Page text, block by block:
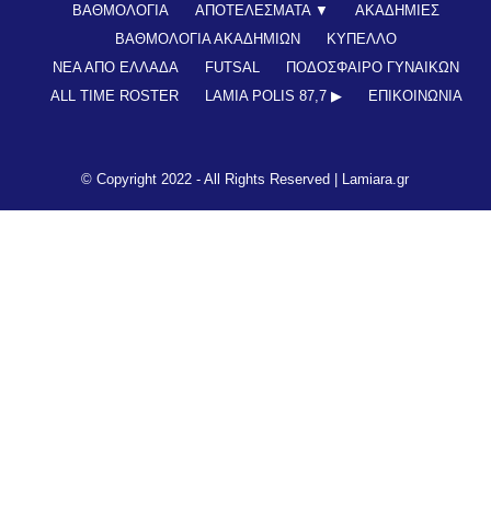
ΒΑΘΜΟΛΟΓΙΑ
ΑΠΟΤΕΛΕΣΜΑΤΑ ▼
ΑΚΑΔΗΜΙΕΣ
ΒΑΘΜΟΛΟΓΙΑ ΑΚΑΔΗΜΙΩΝ
ΚΥΠΕΛΛΟ
ΝΕΑ ΑΠΟ ΕΛΛΑΔΑ
FUTSAL
ΠΟΔΟΣΦΑΙΡΟ ΓΥΝΑΙΚΩΝ
ALL TIME ROSTER
LAMIA POLIS 87,7 ▶︎ ΕΠΙΚΟΙΝΩΝΊΑ
© Copyright 2022 - All Rights Reserved | Lamiara.gr